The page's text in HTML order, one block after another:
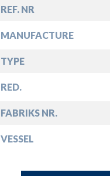
REF. NR
MANUFACTURE
TYPE
RED.
FABRIKS NR.
VESSEL